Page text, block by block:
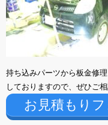
持ち込みパーツから板金修
しておりますので、ぜひご相
お見積もり